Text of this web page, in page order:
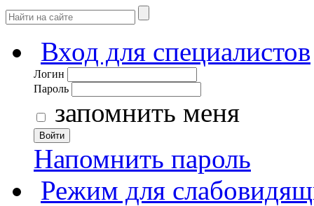
Вход для специалистов
Логин
Пароль
запомнить меня
Войти
Напомнить пароль
Режим для